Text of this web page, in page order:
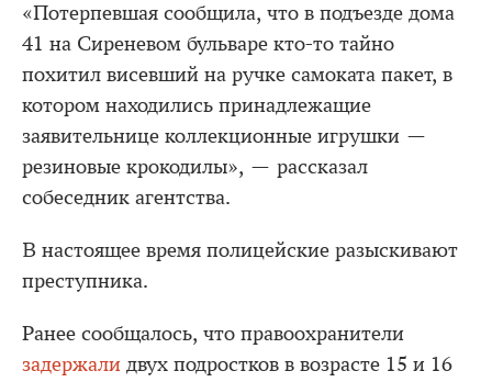
«Потерпевшая сообщила, что в подъезде дома
41 на Сиреневом бульваре кто-то тайно
похитил висевший на ручке самоката пакет, в
котором находились принадлежащие
заявительнице коллекционные игрушки —
резиновые крокодилы», — рассказал
собеседник агентства.
В настоящее время полицейские разыскивают
преступника.
Ранее сообщалось, что правоохранители
задержали двух подростков в возрасте 15 и 16